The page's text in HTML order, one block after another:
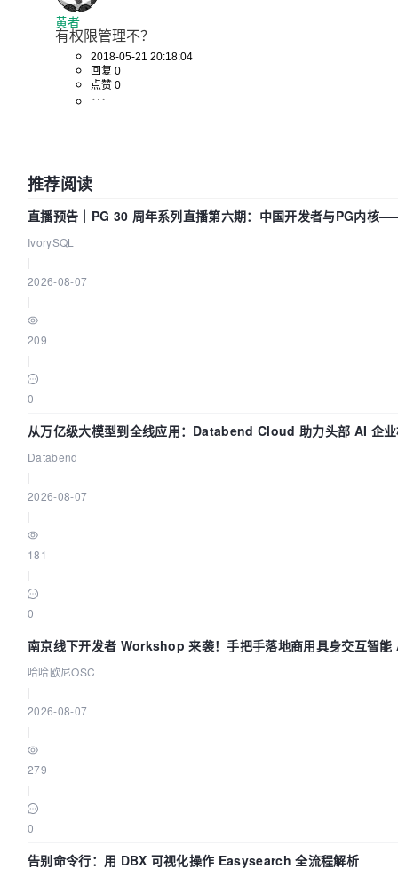
黄者
有权限管理不？
2018-05-21 20:18:04
回复 0
点赞 0
推荐阅读
直播预告｜PG 30 周年系列直播第六期：中国开发者与PG内核
贡献了什么？
IvorySQL
2026-08-07
209
0
从万亿级大模型到全线应用：Databend Cloud 助力头部 AI 企
管道
Databend
2026-08-07
181
0
南京线下开发者 Workshop 来袭！手把手落地商用具身交互智
哈哈欧尼OSC
2026-08-07
279
0
告别命令行：用 DBX 可视化操作 Easysearch 全流程解析